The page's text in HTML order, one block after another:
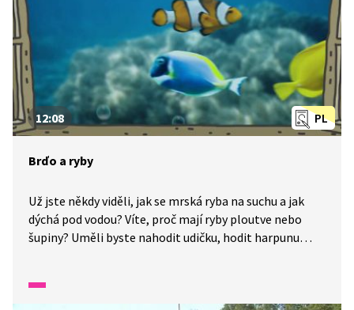
PL
12:08
Brďo a ryby
Už jste někdy viděli, jak se mrská ryba na suchu a jak
dýchá pod vodou? Víte, proč mají ryby ploutve nebo
šupiny? Uměli byste nahodit udičku, hodit harpunu
Čechách tolik rybníků?